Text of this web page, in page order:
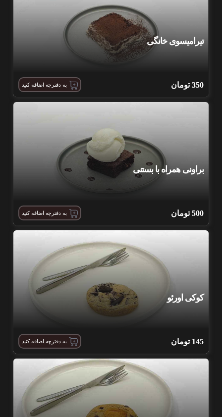
تیرامیسوی خانگی
350 تومان به دفترچه اضافه کنید
براونی همراه با بستنی
500 تومان به دفترچه اضافه کنید
کوکی اورئو
145 تومان به دفترچه اضافه کنید